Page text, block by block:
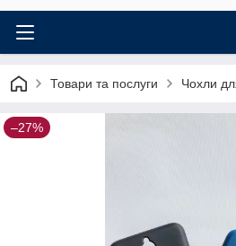
Товари та послуги Чохли
–27%